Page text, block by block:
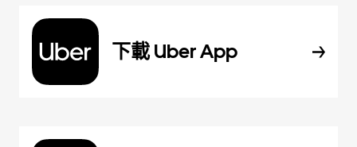
下載 Uber App